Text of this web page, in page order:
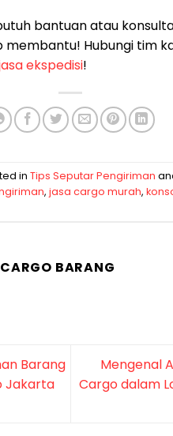
bantuan atau
membantu! Hubungi tim
ekspedisi!
in Tips Seputar Pengiriman
, jasa cargo murah,
CARGO BARANG
Barang
Jakarta
Mengenal
Cargo dalam